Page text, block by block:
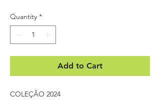
Quantity *
Add to Cart
COLEÇÃO 2024